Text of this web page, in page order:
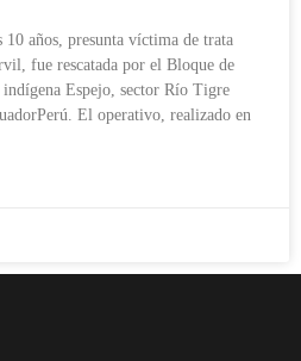
10 años, presunta víctima de trata
fue rescatada por el Bloque de
Espejo, sector Río Tigre
El operativo, realizado en